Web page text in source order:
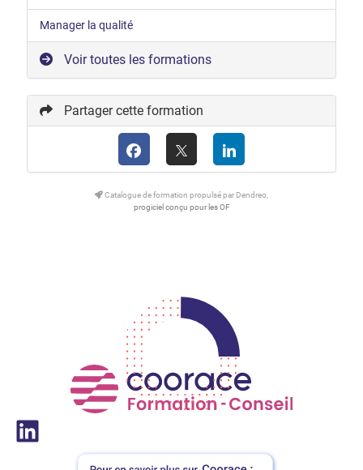
Manager la qualité
Voir toutes les formations
Partager cette formation
Catalogue de formation propulsé par Dendreo,
progiciel conçu pour les OF